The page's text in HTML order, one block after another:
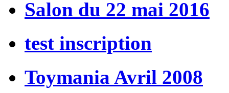
Salon du 22 mai 2016
test inscription
Toymania Avril 2008